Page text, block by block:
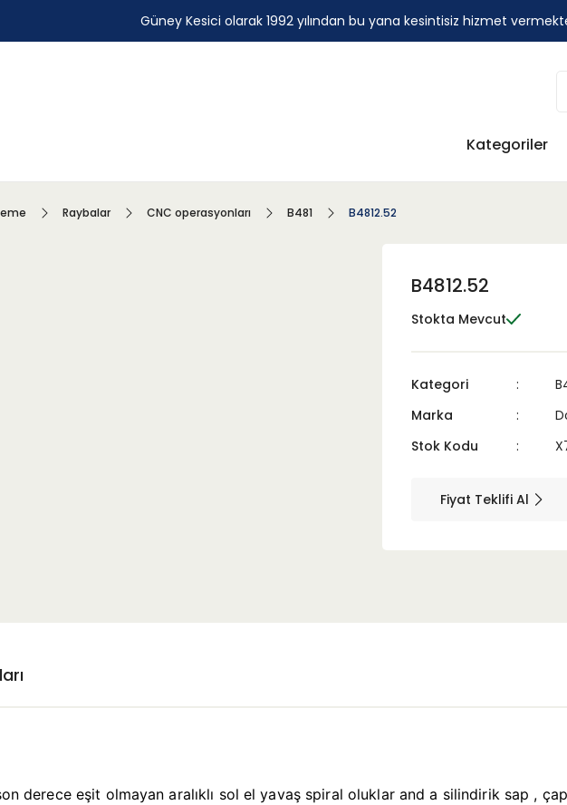
Güney Kesici olarak 1992 yılından bu yana kesintisiz hizmet
Kategoriler
Raybalar CNC operasyonları B481 B4812.52
B4812.52
Stokta Mevcut
Kategori
Marka
Stok Kodu
Fiyat Teklifi Al
derece eşit olmayan aralıklı sol el yavaş spiral oluklar and a silindirik sap ,